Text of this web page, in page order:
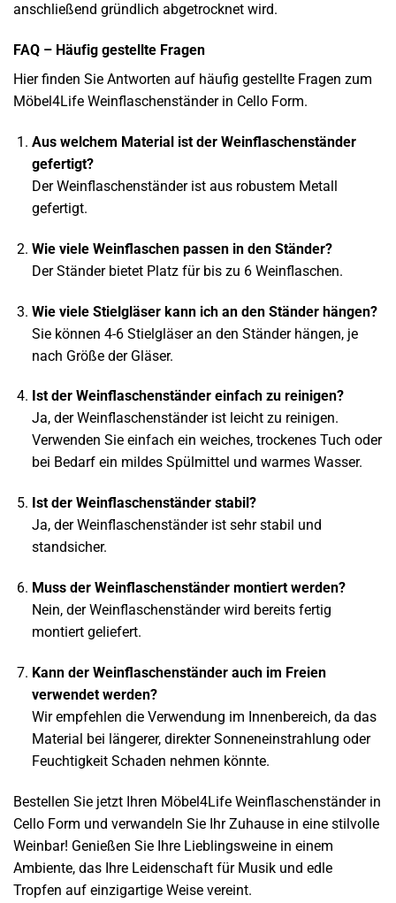
anschließend gründlich abgetrocknet wird.
FAQ – Häufig gestellte Fragen
Hier finden Sie Antworten auf häufig gestellte Fragen zum
Möbel4Life Weinflaschenständer in Cello Form.
Aus welchem Material ist der Weinflaschenständer
gefertigt?
Der Weinflaschenständer ist aus robustem Metall
gefertigt.
Wie viele Weinflaschen passen in den Ständer?
Der Ständer bietet Platz für bis zu 6 Weinflaschen.
Wie viele Stielgläser kann ich an den Ständer hängen?
Sie können 4-6 Stielgläser an den Ständer hängen, je
nach Größe der Gläser.
Ist der Weinflaschenständer einfach zu reinigen?
Ja, der Weinflaschenständer ist leicht zu reinigen.
Verwenden Sie einfach ein weiches, trockenes Tuch oder
bei Bedarf ein mildes Spülmittel und warmes Wasser.
Ist der Weinflaschenständer stabil?
Ja, der Weinflaschenständer ist sehr stabil und
standsicher.
Muss der Weinflaschenständer montiert werden?
Nein, der Weinflaschenständer wird bereits fertig
montiert geliefert.
Kann der Weinflaschenständer auch im Freien
verwendet werden?
Wir empfehlen die Verwendung im Innenbereich, da das
Material bei längerer, direkter Sonneneinstrahlung oder
Feuchtigkeit Schaden nehmen könnte.
Bestellen Sie jetzt Ihren Möbel4Life Weinflaschenständer in
Cello Form und verwandeln Sie Ihr Zuhause in eine stilvolle
Weinbar! Genießen Sie Ihre Lieblingsweine in einem
Ambiente, das Ihre Leidenschaft für Musik und edle
Tropfen auf einzigartige Weise vereint.